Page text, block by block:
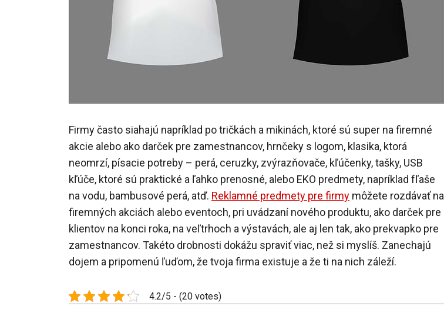
Firmy často siahajú napríklad po tričkách a mikinách, ktoré sú super na firemné
akcie alebo ako darček pre zamestnancov, hrnčeky s logom, klasika, ktorá
neomrzí, písacie potreby – perá, ceruzky, zvýrazňovače, kľúčenky, tašky, USB
kľúče, ktoré sú praktické a ľahko prenosné, alebo EKO predmety, napríklad fľaše
na vodu, bambusové perá, atď. Reklamné predmety pre firmy môžete rozdávať na
firemných akciách alebo eventoch, pri uvádzaní nového produktu, ako darček pre
klientov na konci roka, na veľtrhoch a výstavách, ale aj len tak, ako prekvapko pre
zamestnancov. Takéto drobnosti dokážu spraviť viac, než si myslíš. Zanechajú
dojem a pripomenú ľuďom, že tvoja firma existuje a že ti na nich záleží.
4.2/5 - (20 votes)